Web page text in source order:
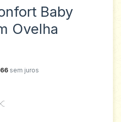
Baby
Ovelha
sem juros